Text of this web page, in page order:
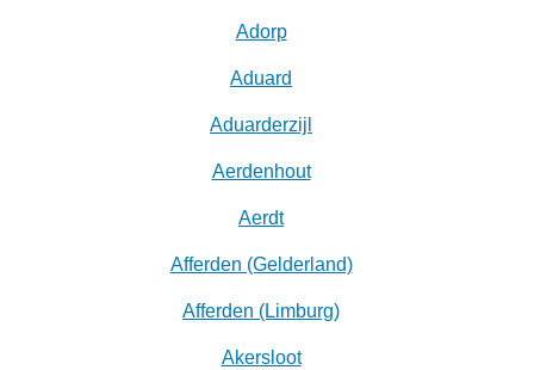
Adorp
Aduard
Aduarderzijl
Aerdenhout
Aerdt
Afferden (Gelderland)
Afferden (Limburg)
Akersloot